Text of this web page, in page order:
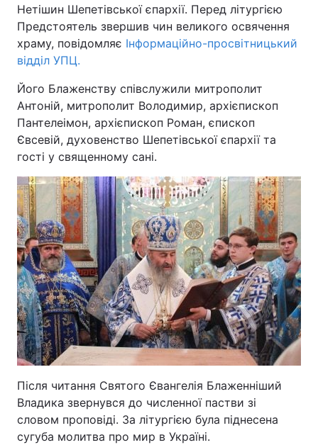
Нетішин Шепетівської єпархії. Перед літургією
Предстоятель звершив чин великого освячення
храму, повідомляє Інформаційно-просвітницький
відділ УПЦ.
Його Блаженству співслужили митрополит
Антоній, митрополит Володимир, архієпископ
Пантелеімон, архієпископ Роман, єпископ
Євсевій, духовенство Шепетівської єпархії та
гості у священному сані.
Після читання Святого Євангелія Блаженніший
Владика звернувся до численної пастви зі
словом проповіді. За літургією була піднесена
сугуба молитва про мир в Україні.